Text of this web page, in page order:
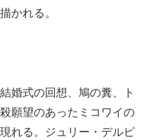
かれる。
婚式の回想、鳩の糞、ト
願望のあったミコワイの
れる。ジュリー・デルピ